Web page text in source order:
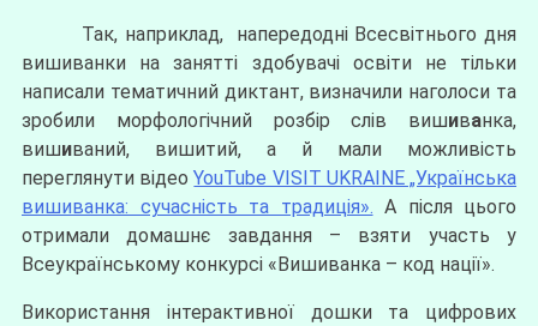
Так, наприклад, напередодні Всесвітнього дня
вишиванки на занятті здобувачі освіти не тільки
написали тематичний диктант, визначили наголоси та
зробили морфологічний розбір слів вишиванка,
вишиваний, вишитий, а й мали можливість
переглянути відеоYouTube VISIT UKRAINE „Українська
вишиванка: сучасність та традиція». А після цього
отримали домашнє завдання – взяти участь у
Всеукраїнському конкурсі «Вишиванка – код нації».
Використання інтерактивної дошки та цифрових